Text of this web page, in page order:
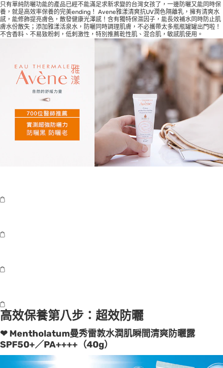
只有單純防曬功能的產品已經不能滿足求新求變的台灣女孩了，一邊防曬又能同時保
養，就是高效率保養的完美ending！ Avene雅漾清爽抗UV潤色隔離乳，擁有清爽水
感，能修飾提亮膚色，散發健康光澤感！含有獨特保濕因子，能長效補水同時防止肌
膚水份散失；添加雅漾活泉水，防曬同時調理肌膚，不必攜帶太多瓶瓶罐罐出門啦！
不含香料、不易致粉刺，低刺激性，特別推薦乾性肌、混合肌，敏感肌使用。
高效保養第八步：超效防曬
❤ Mentholatum曼秀雷敦水潤肌瞬間清爽防曬露
SPF50+／PA++++（40g）